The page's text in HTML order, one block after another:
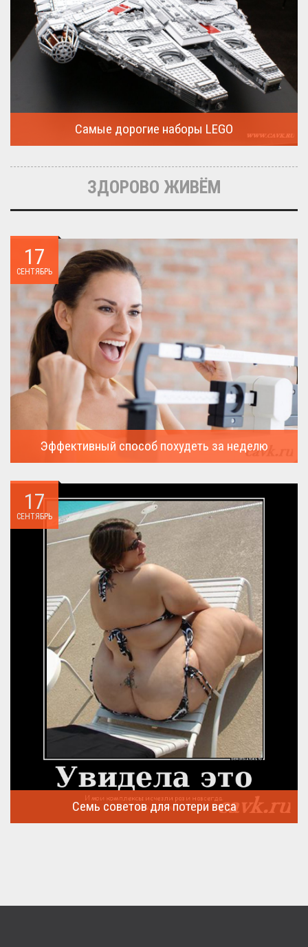
Самые дорогие наборы LEGO
дорогие...
ЗДОРОВО ЖИВЁМ
17
СЕНТЯБРЬ
Эффективный способ похудеть за неделю
всегда...
17
СЕНТЯБРЬ
Семь советов для потери веса